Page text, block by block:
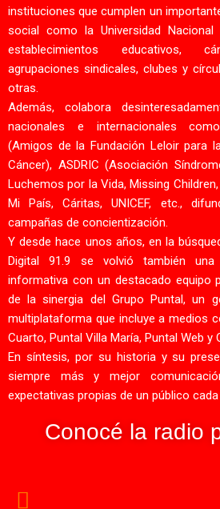
instituciones que cumplen un
social como la Universidad
establecimientos educativos,
agrupaciones sindicales, clubes y
otras.
Además, colabora
nacionales e internacionales
(Amigos de la Fundación Leloir para
Cáncer), ASDRIC (Asociación
Luchemos por la Vida, Missing
Mi País, Cáritas, UNICEF, etc.,
campañas de concientización.
Y desde hace unos años, en la
Digital 91.9 se volvió también
informativa con un destacado equipo
de la sinergia del Grupo Puntal, un
multiplataforma que incluye a medios
Cuarto, Puntal Villa María, Puntal Web y
En síntesis, por su historia y su
siempre más y mejor
expectativas propias de un público
Conocé la radio